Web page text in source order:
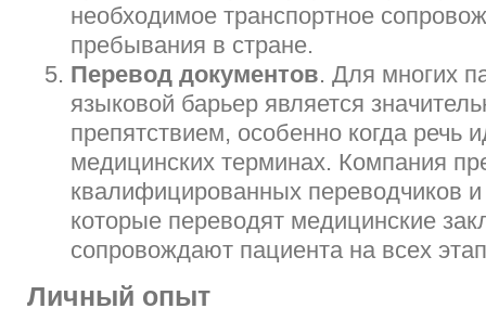
необходимое транспортное
пребывания в стране.
Перевод документов. Для многих
языковой барьер является
препятствием, особенно когда речь
медицинских терминах. Компания
квалифицированных переводчиков
которые переводят медицинские
сопровождают пациента на всех
Личный опыт